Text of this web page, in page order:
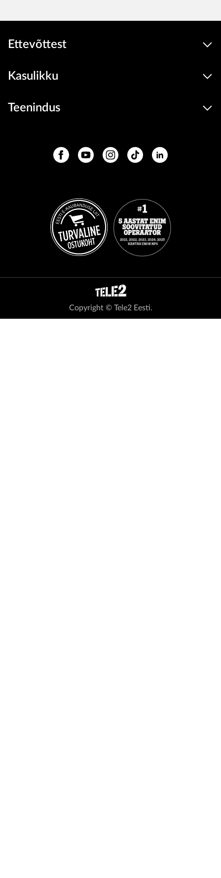
Ettevõttest
Kasulikku
Teenindus
Copyright © Tele2 Eesti.